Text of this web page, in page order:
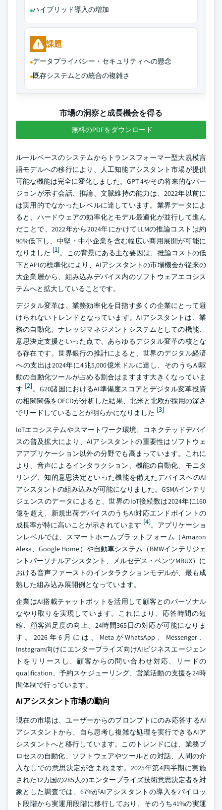
ハイブリッド導入の増加
課題
データプライバシー・セキュリティへの懸念
既存システムとの統合の複雑さ
市場の洞察と成長機会を得る
無料のPDFをダウンロード
ルールベースのシステムからトランスフォーマー型大規模言
語モデルへの移行により、人工知能アシスタント市場が提供
可能な機能は完全に変化しました。GPT-4やその将来的なバー
ジョンが示す会話、推論、文脈維持の能力は、2022年以前に
は実用的でなかったレベルに達しています。業界データによ
ると、ハードウェアの効率化とモデル最適化が並行して進ん
だことで、2022年から2024年にかけてLLMの推論コストは約
90%低下し、中堅・中小企業を含む幅広い商用展開が可能に
なりました [1]。この背景にある主な要因は、推論コストの低
下とAPIの標準化により、AIアシスタントの市場機会が従来の
大企業層から、組み込みデバイス内のソフトウェアエコシス
テムへと拡大していることです。
デジタル変革は、業務効率化を目指す多くの企業にとって避
けられないトレンドとなっています。AIアシスタントは、業
務の自動化、ナレッジマネジメントシステムとしての機能、
意思決定支援といった点で、あらゆるデジタル変革の核とな
る存在です。世界銀行の推計によると、世界のデジタル経済
への支出は2024年に4兆5,000億米ドルに達し、そのうちAI駆
動の自動化ツールが占める割合はますます大きくなっていま
す [2]。G20諸国におけるAI準備度スコアとデジタル変革投資
の相関関係をOECDが分析した結果、北米と北欧が採用の深さ
でリードしていることが明らかになりました [3]
IoTエコシステムやスマートワーク環境、コネクテッドデバイ
スの普及拡大により、AIアシスタントの重要性はソフトウェ
アアプリケーション以外の分野でも高まっています。これに
より、音声によるインタラクション、機能の自動化、モニタ
リング、知的意思決定といった機能を備えたデバイスへのAI
アシスタントの組み込みが可能になりました。GSMAインテリ
ジェンスのデータによると、世界のIoT接続数は2024年に160
億を超え、新規出荷デバイスのうちAI対応エンドポイントの
成長率が特に高いことが示されています [4]。アプリケーショ
ンレベルでは、スマートホームプラットフォーム（Amazon
Alexa、Google Home）や自動車システム（BMWインテリジェ
ントパーソナルアシスタント、メルセデス・ベンツMBUX）に
おける音声ファーストのインタラクションモデルが、最も成
熟した組み込み展開例となっています。
企業はAI搭載チャットボットを活用して顧客とのパーソナル
なやり取りを実現しています。これにより、応答時間の短
縮、顧客満足度の向上、24時間365日の対応が可能になりま
す。2026年6月には、MetaがWhatsApp、Messenger、
Instagram向けにエンタープライズ向けAIビジネスエージェン
トをリリースし、顧客からの問い合わせ対応、リードの
qualification、予約スケジューリング、営業活動の支援を24時
間体制で行っています。
AIアシスタント市場の動向
現在の市場は、ユーザーからのプロンプトにのみ応答するAI
アシスタントから、自ら思考し複雑な処理を実行できるAIア
シスタントへと移行しています。このトレンドには、業務プ
ロセスの自動化、ソフトウェアやツールとの対話、人間の介
入なしでの意思決定が含まれます。2025年第4四半期に実施
された12カ国の285人のエンタープライズ技術意思決定者を対
象とした調査では、67%がAIアシスタントの導入をパイロッ
ト段階から実運用段階に移行しており、そのうち41%の実運